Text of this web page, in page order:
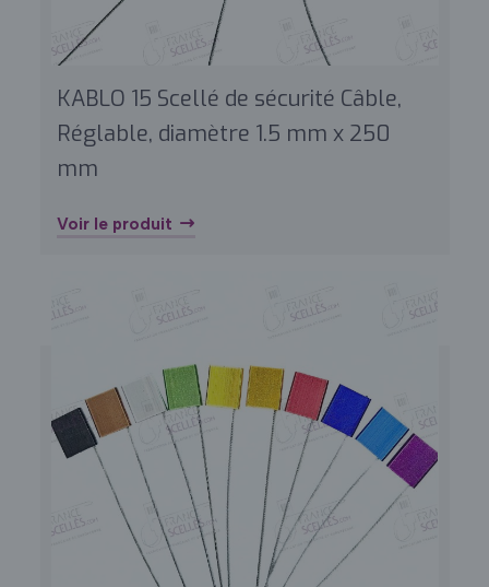
KABLO 15 Scellé de sécurité Câble,
Réglable, diamètre 1.5 mm x 250
mm
Voir le produit